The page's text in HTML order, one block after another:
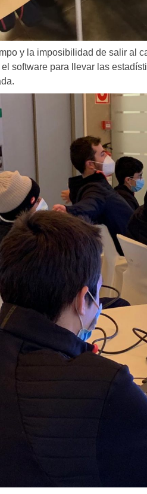
y la imposibilidad de salir al
software para llevar las